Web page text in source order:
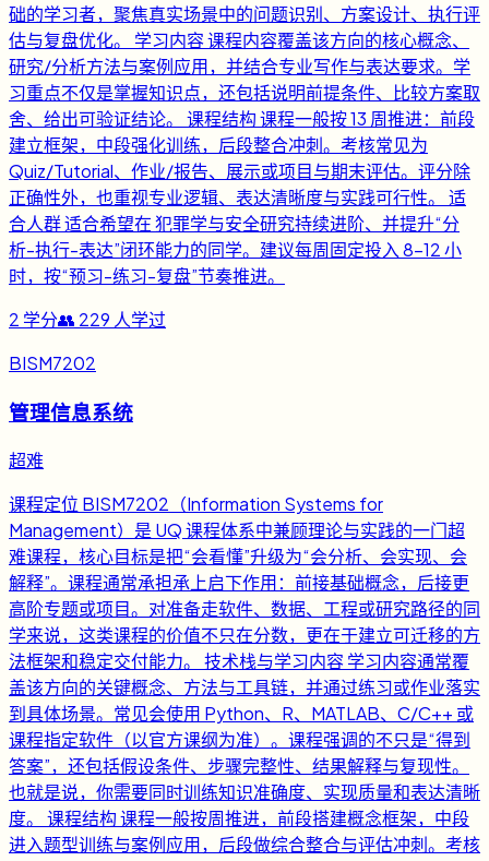
础的学习者，聚焦真实场景中的问题识别、方案设计、执行评
估与复盘优化。 学习内容 课程内容覆盖该方向的核心概念、
研究/分析方法与案例应用，并结合专业写作与表达要求。学
习重点不仅是掌握知识点，还包括说明前提条件、比较方案取
舍、给出可验证结论。 课程结构 课程一般按 13 周推进：前段
建立框架，中段强化训练，后段整合冲刺。考核常见为
Quiz/Tutorial、作业/报告、展示或项目与期末评估。评分除
正确性外，也重视专业逻辑、表达清晰度与实践可行性。 适
合人群 适合希望在 犯罪学与安全研究持续进阶、并提升“分
析-执行-表达”闭环能力的同学。建议每周固定投入 8-12 小
时，按“预习-练习-复盘”节奏推进。
2 学分👥 229 人学过
BISM7202
管理信息系统
超难
课程定位 BISM7202（Information Systems for
Management）是 UQ 课程体系中兼顾理论与实践的一门超
难课程，核心目标是把“会看懂”升级为“会分析、会实现、会
解释”。课程通常承担承上启下作用：前接基础概念，后接更
高阶专题或项目。对准备走软件、数据、工程或研究路径的同
学来说，这类课程的价值不只在分数，更在于建立可迁移的方
法框架和稳定交付能力。 技术栈与学习内容 学习内容通常覆
盖该方向的关键概念、方法与工具链，并通过练习或作业落实
到具体场景。常见会使用 Python、R、MATLAB、C/C++ 或
课程指定软件（以官方课纲为准）。课程强调的不只是“得到
答案”，还包括假设条件、步骤完整性、结果解释与复现性。
也就是说，你需要同时训练知识准确度、实现质量和表达清晰
度。 课程结构 课程一般按周推进，前段搭建概念框架，中段
进入题型训练与案例应用，后段做综合整合与评估冲刺。考核